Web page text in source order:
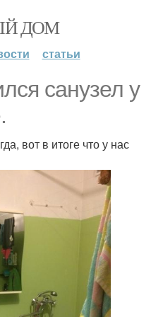
ДОМ
статьи
санузел у
вот в итоге что у нас